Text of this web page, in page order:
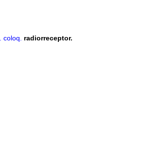
coloq. radiorreceptor.